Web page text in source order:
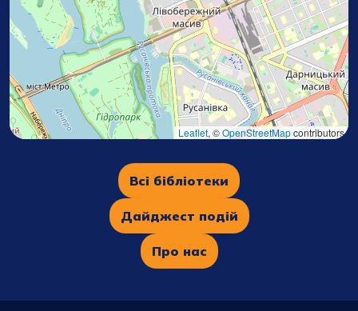
Leaflet, ©OpenStreetMapcontributors
Вcі бібліотеки
Дайджест подій
Про нас